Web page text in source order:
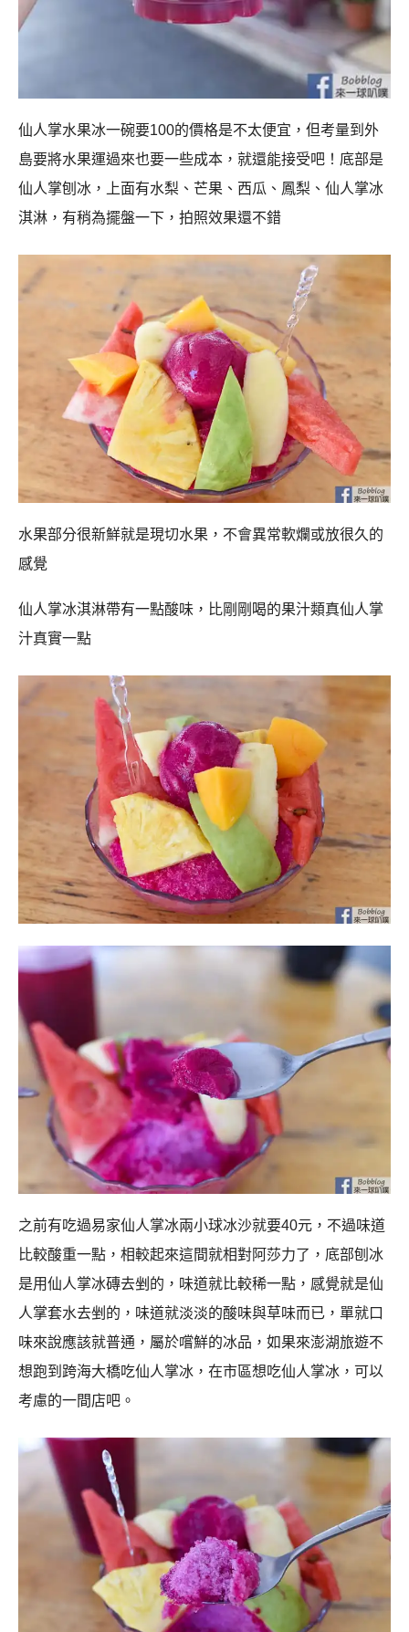
仙人掌水果冰一碗要100的價格是不太便宜，但考量到外
島要將水果運過來也要一些成本，就還能接受吧！底部是
仙人掌刨冰，上面有水梨、芒果、西瓜、鳳梨、仙人掌冰
淇淋，有稍為擺盤一下，拍照效果還不錯
水果部分很新鮮就是現切水果，不會異常軟爛或放很久的
感覺
仙人掌冰淇淋帶有一點酸味，比剛剛喝的果汁類真仙人掌
汁真實一點
之前有吃過易家仙人掌冰兩小球冰沙就要40元，不過味道
比較酸重一點，相較起來這間就相對阿莎力了，底部刨冰
是用仙人掌冰磚去剉的，味道就比較稀一點，感覺就是仙
人掌套水去剉的，味道就淡淡的酸味與草味而已，單就口
味來說應該就普通，屬於嚐鮮的冰品，如果來澎湖旅遊不
想跑到跨海大橋吃仙人掌冰，在市區想吃仙人掌冰，可以
考慮的一間店吧。